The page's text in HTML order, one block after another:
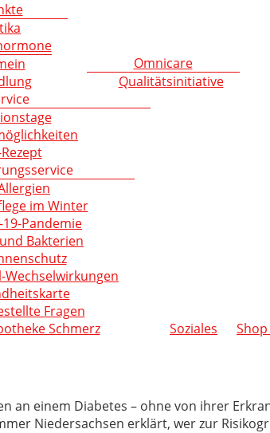
Omnicare
Qualitätsinitiative
Rezept
im Winter
19-Pandemie
Bakterien
Fragen
Schmerz
Soziales
an einem Diabetes – ohne von ihrer
Niedersachsen erklärt, wer zur